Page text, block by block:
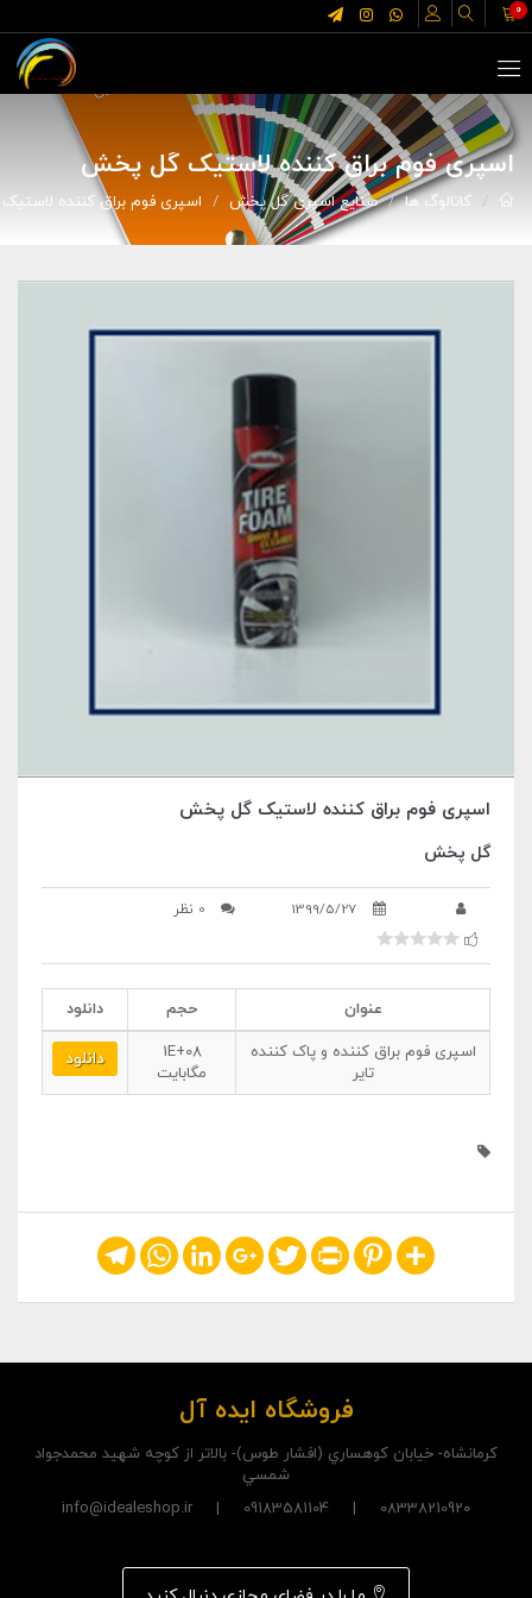
0
اسپری فوم براق کننده لاستیک گل پخش
کاتالوگ ها صنایع اسپری گل پخش اسپری فوم براق کننده
اسپری فوم براق کننده لاستیک گل پخش
گل پخش
1399/5/27 0 نظر
عنوان حجم
دانلود
اسپری فوم براق کننده و پاک کننده
تایر
1E+08
مگابایت
دانلود
Share
Pinterest
Print
Twitter
Google+
LinkedIn
WhatsApp
Telegram
فروشگاه ایده آل
کرمانشاه- خيابان کوهساري (افشار طوس)- بالاتر از کوچه شهيد محمدجواد
شمسي
08338210920 | 09183581104 | info@idealeshop.ir